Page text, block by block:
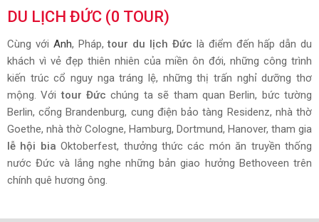
DU LỊCH ĐỨC (0 TOUR)
Cùng với Anh, Pháp, tour du lịch Đức là điểm đến hấp dẫn du
khách vì vẻ đẹp thiên nhiên của miền ôn đới, những công trình
kiến trúc cổ nguy nga tráng lệ, những thị trấn nghỉ dưỡng thơ
mộng. Vớitour Đức chúng ta sẽ tham quan Berlin, bức tường
Berlin, cổng Brandenburg, cung điện bảo tàng Residenz, nhà thờ
Goethe, nhà thờ Cologne, Hamburg, Dortmund, Hanover, tham gia
lễ hội bia Oktoberfest, thưởng thức các món ăn truyền thống
nước Đức và lắng nghe những bản giao hưởng Bethoveen trên
chính quê hương ông.